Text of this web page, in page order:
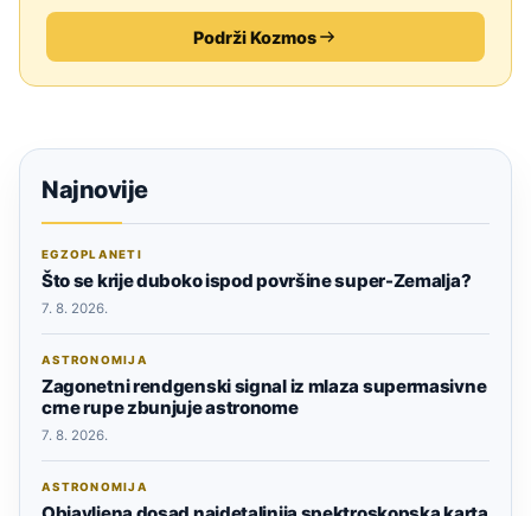
Podrži Kozmos
Najnovije
EGZOPLANETI
Što se krije duboko ispod površine super-Zemalja?
7. 8. 2026.
ASTRONOMIJA
Zagonetni rendgenski signal iz mlaza supermasivne
crne rupe zbunjuje astronome
7. 8. 2026.
ASTRONOMIJA